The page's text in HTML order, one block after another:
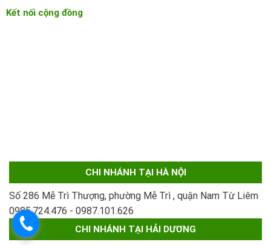
Kết nối cộng đồng
CHI NHÁNH TẠI HÀ NỘI
Số 286 Mễ Trì Thượng, phường Mễ Trì , quận Nam Từ Liêm
0985.724.476 - 0987.101.626
CHI NHÁNH TẠI HẢI DƯƠNG
.